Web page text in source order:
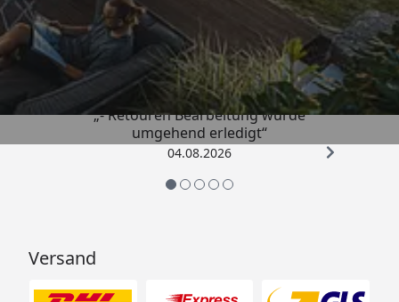
Trusted Shops
4,81/ 5
„- Retouren Bearbeitung wurde
umgehend erledigt“
04.08.2026
Versand